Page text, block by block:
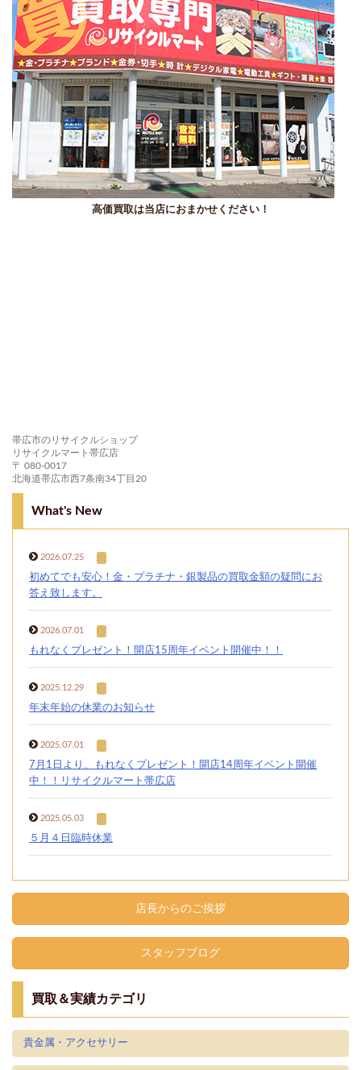
高価買取は当店におまかせください！
帯広市のリサイクルショップ
リサイクルマート帯広店
〒 080-0017
北海道帯広市西7条南34丁目20
What's New
2026.07.25
初めてでも安心！金・プラチナ・銀製品の買取金額の疑問にお
答え致します。
2026.07.01
もれなくプレゼント！開店15周年イベント開催中！！
2025.12.29
年末年始の休業のお知らせ
2025.07.01
7月1日より、もれなくプレゼント！開店14周年イベント開催
中！！リサイクルマート帯広店
2025.05.03
５月４日臨時休業
店長からのご挨拶
スタッフブログ
買取＆実績カテゴリ
貴金属・アクセサリー